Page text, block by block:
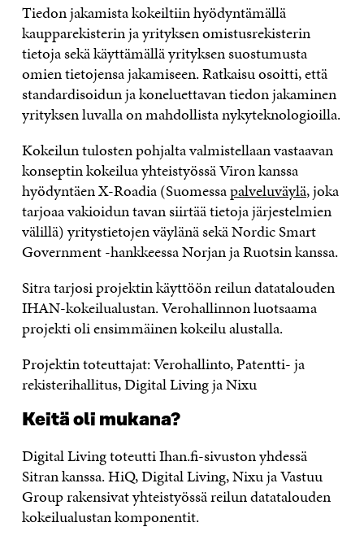
Tiedon jakamista kokeiltiin hyödyntämällä
kaupparekisterin ja yrityksen omistusrekisterin
tietoja sekä käyttämällä yrityksen suostumusta
omien tietojensa jakamiseen. Ratkaisu osoitti, että
standardisoidun ja koneluettavan tiedon jakaminen
yrityksen luvalla on mahdollista nykyteknologioilla.
Kokeilun tulosten pohjalta valmistellaan vastaavan
konseptin kokeilua yhteistyössä Viron kanssa
hyödyntäen X-Roadia (Suomessapalveluväylä, joka
tarjoaa vakioidun tavan siirtää tietoja järjestelmien
välillä) yritystietojen väylänä sekä Nordic Smart
Government -hankkeessa Norjan ja Ruotsin kanssa.
Sitra tarjosi projektin käyttöön reilun datatalouden
IHAN-kokeilualustan. Verohallinnon luotsaama
projekti oli ensimmäinen kokeilu alustalla.
Projektin toteuttajat: Verohallinto, Patentti- ja
rekisterihallitus, Digital Living ja Nixu
Keitä oli mukana?
Digital Living toteutti Ihan.fi-sivuston yhdessä
Sitran kanssa. HiQ, Digital Living, Nixu ja Vastuu
Group rakensivat yhteistyössä reilun datatalouden
kokeilualustan komponentit.